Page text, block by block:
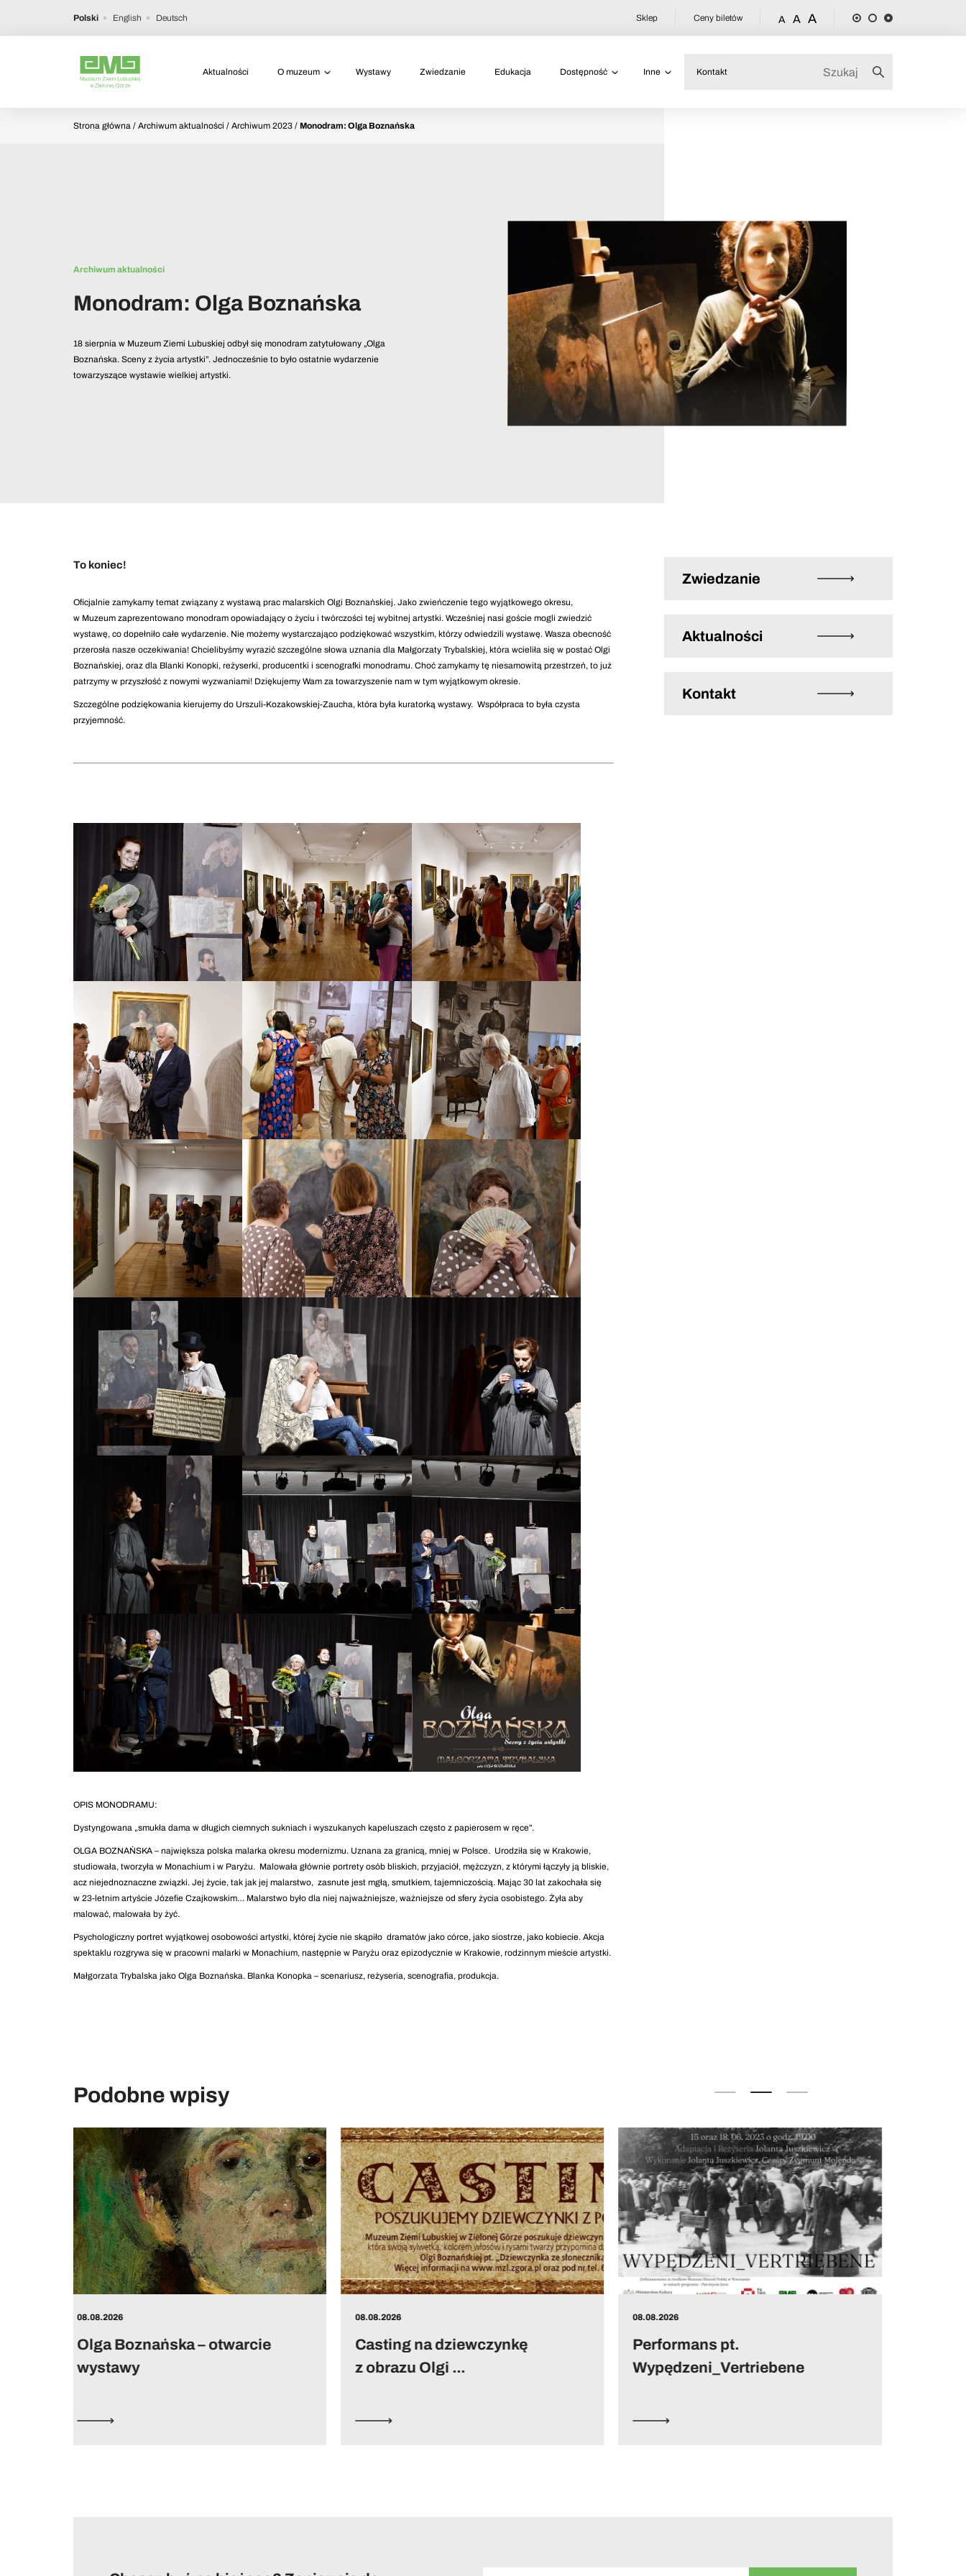
Polski English Deutsch Sklep Ceny biletów A A A
Aktualności O muzeum Wystawy Zwiedzanie Edukacja Dostępność Inne Kontakt
Strona główna / Archiwum aktualności / Archiwum 2023 / Monodram: Olga Boznańska
Archiwum aktualności
Monodram: Olga Boznańska
18 sierpnia w Muzeum Ziemi Lubuskiej odbył się monodram zatytułowany „Olga
Boznańska. Sceny z życia artystki”. Jednocześnie to było ostatnie wydarzenie
towarzyszące wystawie wielkiej artystki.
To koniec!
Oficjalnie zamykamy temat związany z wystawą prac malarskich Olgi Boznańskiej. Jako zwieńczenie tego wyjątkowego okresu,
w Muzeum zaprezentowano monodram opowiadający o życiu i twórczości tej wybitnej artystki. Wcześniej nasi goście mogli zwiedzić
wystawę, co dopełniło całe wydarzenie. Nie możemy wystarczająco podziękować wszystkim, którzy odwiedzili wystawę. Wasza obecność
przerosła nasze oczekiwania! Chcielibyśmy wyrazić szczególne słowa uznania dla Małgorzaty Trybalskiej, która wcieliła się w postać Olgi
Boznańskiej, oraz dla Blanki Konopki, reżyserki, producentki i scenografki monodramu. Choć zamykamy tę niesamowitą przestrzeń, to już
patrzymy w przyszłość z nowymi wyzwaniami! Dziękujemy Wam za towarzyszenie nam w tym wyjątkowym okresie.
Szczególne podziękowania kierujemy do Urszuli-Kozakowskiej-Zaucha, która była kuratorką wystawy. Współpraca to była czysta
przyjemność.
OPIS MONODRAMU:
Dystyngowana „smukła dama w długich ciemnych sukniach i wyszukanych kapeluszach często z papierosem w ręce”.
OLGA BOZNAŃSKA – największa polska malarka okresu modernizmu. Uznana za granicą, mniej w Polsce. Urodziła się w Krakowie,
studiowała, tworzyła w Monachium i w Paryżu. Malowała głównie portrety osób bliskich, przyjaciół, mężczyzn, z którymi łączyły ją bliskie,
acz niejednoznaczne związki. Jej życie, tak jak jej malarstwo, zasnute jest mgłą, smutkiem, tajemniczością. Mając 30 lat zakochała się
w 23-letnim artyście Józefie Czajkowskim… Malarstwo było dla niej najważniejsze, ważniejsze od sfery życia osobistego. Żyła aby
malować, malowała by żyć.
Psychologiczny portret wyjątkowej osobowości artystki, której życie nie skąpiło dramatów jako córce, jako siostrze, jako kobiecie. Akcja
spektaklu rozgrywa się w pracowni malarki w Monachium, następnie w Paryżu oraz epizodycznie w Krakowie, rodzinnym mieście artystki.
Małgorzata Trybalska jako Olga Boznańska. Blanka Konopka – scenariusz, reżyseria, scenografia, produkcja.
Zwiedzanie
Aktualności
Kontakt
Podobne wpisy
Casting na dziewczynkę
z obrazu Olgi ...
Performans pt.
Wypędzeni_Vertriebene
Olga Boznańska – otwarcie
wystawy